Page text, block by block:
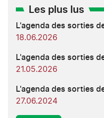
Les plus lus
L'agenda des sorties
18.06.2026
L'agenda des sorties
21.05.2026
L'agenda des sorties
27.06.2024